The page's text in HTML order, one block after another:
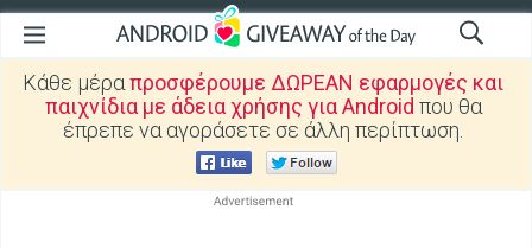
Κάθε μέραπροσφέρουμε ΔΩΡΕΑΝ εφαρμογές και
παιχνίδια με άδεια χρήσης για Android που θα
έπρεπε να αγοράσετε σε άλλη περίπτωση.